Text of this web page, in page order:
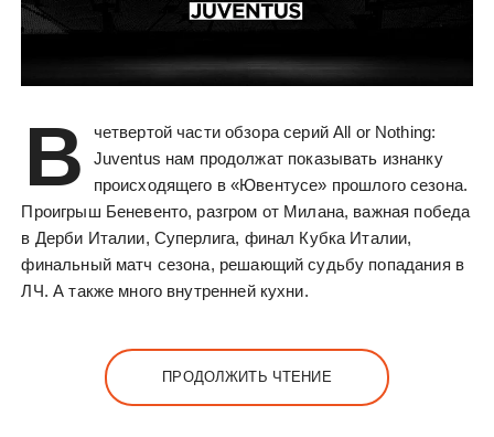
В
четвертой части обзора серий All or Nothing:
Juventus нам продолжат показывать изнанку
происходящего в «Ювентусе» прошлого сезона.
Проигрыш Беневенто, разгром от Милана, важная победа
в Дерби Италии, Суперлига, финал Кубка Италии,
финальный матч сезона, решающий судьбу попадания в
ЛЧ. А также много внутренней кухни.
ПРОДОЛЖИТЬ ЧТЕНИЕ